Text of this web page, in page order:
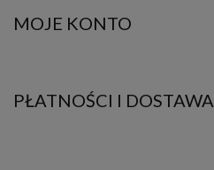
MOJE KONTO
PŁATNOŚCI I DOSTAWA